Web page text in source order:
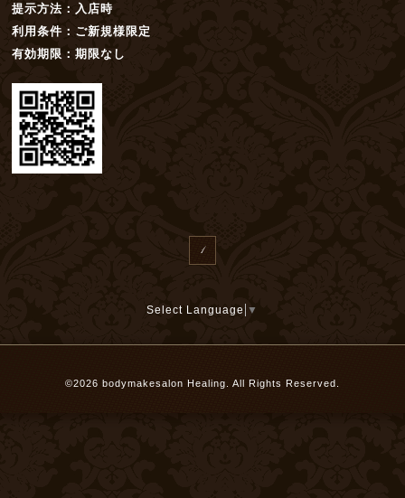
提示方法： 入店時
利用条件： ご新規様限定
有効期限：期限なし
1
Select Language ▼
©2026 bodymakesalon Healing . All Rights Reserved.